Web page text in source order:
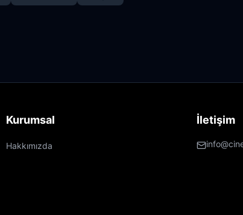
Kurumsal
Hakkımızda
İletişim